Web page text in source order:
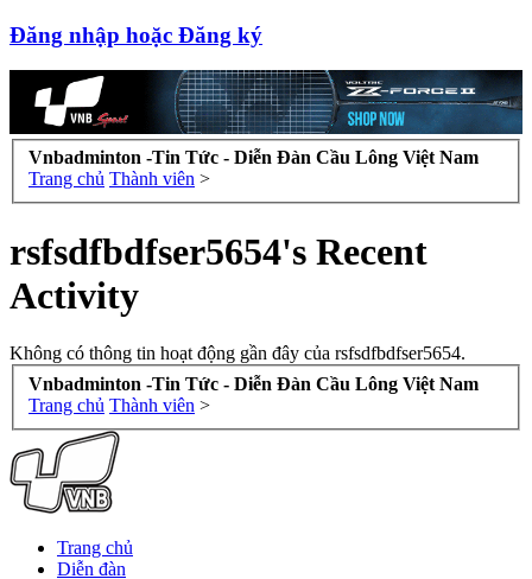
Đăng nhập hoặc Đăng ký
Vnbadminton -Tin Tức - Diễn Đàn Cầu Lông Việt Nam
Trang chủ Thành viên >
rsfsdfbdfser5654's Recent
Activity
Không có thông tin hoạt động gần đây của rsfsdfbdfser5654.
Vnbadminton -Tin Tức - Diễn Đàn Cầu Lông Việt Nam
Trang chủ Thành viên >
Trang chủ
Diễn đàn